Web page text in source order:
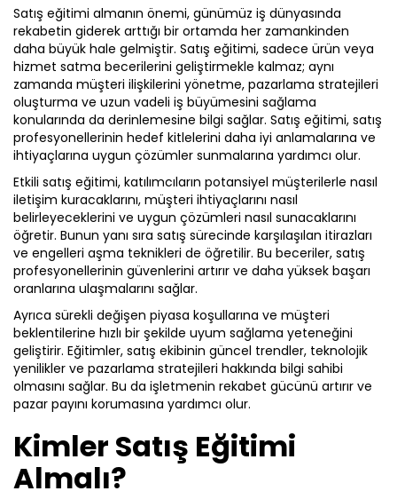
Alfabetik Z-A
Popüler
Zeka
Yeni
Nesil
Liderlik
Yenilikçi
Lider
Yenilikçilik
ve
Yaratıcılık
Yenilikçilik
ve
Yaratıcılık
Yönetimde
Çeşitlilik ve
Kapsayıcılık
Yönetimde
Delegasyon
Yönetimde
Verimlilik
Basic Paketi Kapsar
Premium
Temel Yetkinlikler
Mesleki Beceriler
Farklı Türde Eğitimler
Her Yıl %20 İçerik Artışı
Güvenilir İçerik Ortakları
Çevrimiçi Katalog ile Hibrit Kurgu
Hazır İletişim Planı ve Materyalleri
Özel Oyunlaştırma Kurguları
Gelişim Yolculukları
Liderlik Becerileri
Basic Paketten %40 Fazla Eğitim
Satış eğitimi almanın önemi, günümüz iş dünyasında
rekabetin giderek arttığı bir ortamda her zamankinden
daha büyük hale gelmiştir. Satış eğitimi, sadece ürün veya
hizmet satma becerilerini geliştirmekle kalmaz; aynı
zamanda müşteri ilişkilerini yönetme, pazarlama stratejileri
oluşturma ve uzun vadeli iş büyümesini sağlama
konularında da derinlemesine bilgi sağlar. Satış eğitimi, satış
profesyonellerinin hedef kitlelerini daha iyi anlamalarına ve
ihtiyaçlarına uygun çözümler sunmalarına yardımcı olur.
Etkili satış eğitimi, katılımcıların potansiyel müşterilerle nasıl
iletişim kuracaklarını, müşteri ihtiyaçlarını nasıl
belirleyeceklerini ve uygun çözümleri nasıl sunacaklarını
öğretir. Bunun yanı sıra satış sürecinde karşılaşılan itirazları
ve engelleri aşma teknikleri de öğretilir. Bu beceriler, satış
profesyonellerinin güvenlerini artırır ve daha yüksek başarı
oranlarına ulaşmalarını sağlar.
Ayrıca sürekli değişen piyasa koşullarına ve müşteri
beklentilerine hızlı bir şekilde uyum sağlama yeteneğini
geliştirir. Eğitimler, satış ekibinin güncel trendler, teknolojik
yenilikler ve pazarlama stratejileri hakkında bilgi sahibi
olmasını sağlar. Bu da işletmenin rekabet gücünü artırır ve
pazar payını korumasına yardımcı olur.
Kimler Satış Eğitimi
Almalı?
Teklif Listeme Ekle
Basic Paketi Kapsar
Premium
Basic Katalog içerisindeki eğitimlere ek
olarak, hazır öğrenme deneyimleri
haline getirdiğimiz gelişim yolculukları;
liderlik eğitimleri ve yenilikçi öğrenme
yöntemleri ile hazırlanmış eğitimleri
kapsar.
Teklif Listeme Ekle